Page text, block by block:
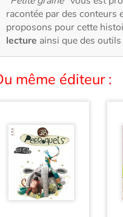
racontée par des conteurs
proposons pour cette
lecture ainsi que des
même éditeur :